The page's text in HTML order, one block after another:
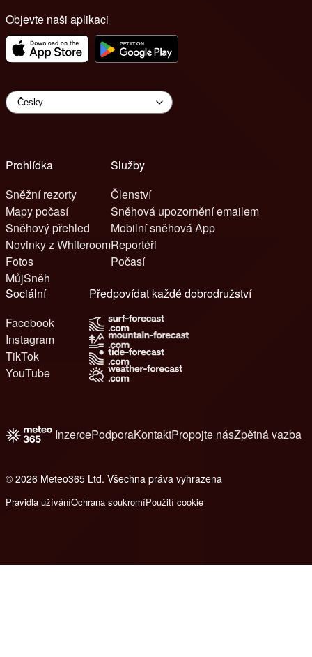
Objevte naši aplikaci
Prohlídka
Sněžní rezorty
Mapy počasí
Sněhový přehled
Novinky z Whiteroom
Fotos
MůjSněh
Služby
Členství
Sněhová upozornění emailem
Mobilní sněhová App
Reportéři
Počasí
Sociální
Facebook
Instagram
TikTok
YouTube
Předpovídat každé dobrodružství
InzercePodporaKontaktPropojte násZpětná vazba
© 2026 Meteo365 Ltd. Všechna práva vyhrazena
Pravidla užíváníOchrana soukromíPoužití cookie